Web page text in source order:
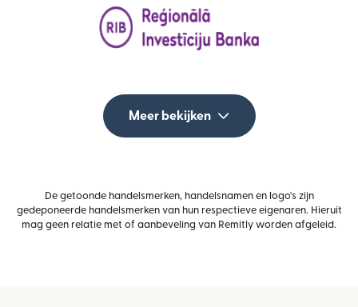
Meer bekijken
De getoonde handelsmerken, handelsnamen en logo's zijn
gedeponeerde handelsmerken van hun respectieve eigenaren. Hieruit
mag geen relatie met of aanbeveling van Remitly worden afgeleid.